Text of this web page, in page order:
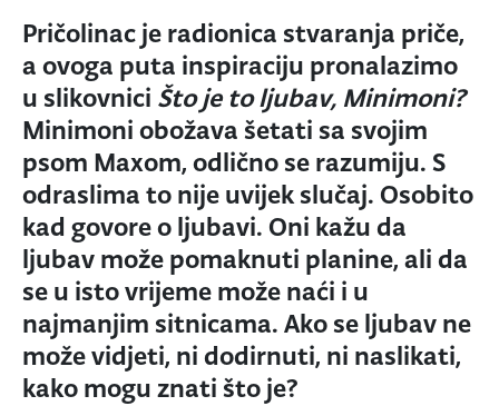
Pričolinac je radionica stvaranja priče,
a ovoga puta inspiraciju pronalazimo
u slikovnici Što je to ljubav, Minimoni?
Minimoni obožava šetati sa svojim
psom Maxom, odlično se razumiju. S
odraslima to nije uvijek slučaj. Osobito
kad govore o ljubavi. Oni kažu da
ljubav može pomaknuti planine, ali da
se u isto vrijeme može naći i u
najmanjim sitnicama. Ako se ljubav ne
može vidjeti, ni dodirnuti, ni naslikati,
kako mogu znati što je?